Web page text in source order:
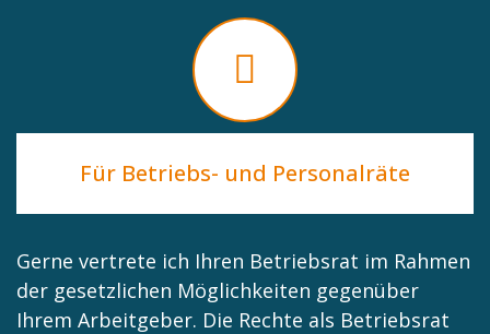
Für Betriebs- und Personalräte
Gerne vertrete ich Ihren Betriebsrat im Rahmen
der gesetzlichen Möglichkeiten gegenüber
Ihrem Arbeitgeber. Die Rechte als Betriebsrat